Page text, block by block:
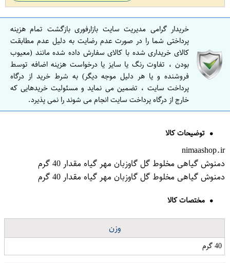
خریدار گرامی مدیریت سایت بازارفوری بازگشت تمام هزینه
پرداختی شما را در صورت عدم رضایت به دلیل عدم مطابقت
کالای خریداری شده با کالای سفارش داده شده مانند (معیوب
بودن ، تفاوت رنگ یا سایز یا درخواست هزینه اضافه توسط
فروشنده و یا هر دلیل موجه دیگر) به شرط خرید از درگاه
پرداخت سایت ، تضمین می نماید و مسئولیت خریدهایی که
خارج از درگاه پرداخت سایت انجام می شوند را نمی پذیرد.
توضیحات کالا
nimaashop.ir
دمنوش گیاهی مخلوط گل گاوزبان مهر گیاه مقدار 40 گرم
دمنوش گیاهی مخلوط گل گاوزبان مهر گیاه مقدار 40 گرم
مختصات کالا
وزن
40 گرم